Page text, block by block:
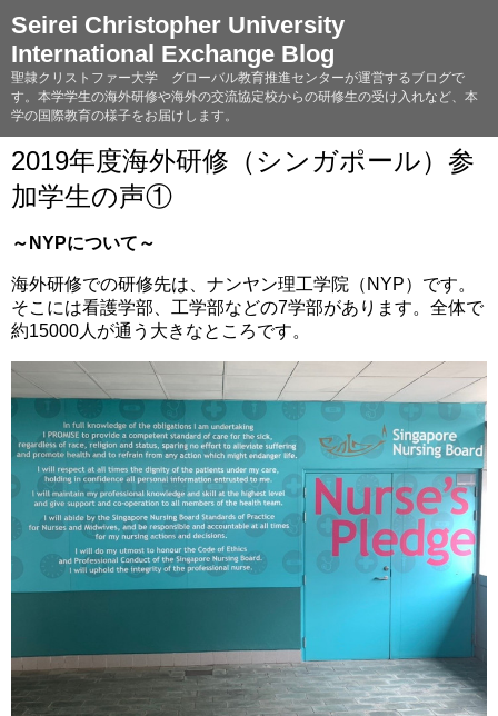
Seirei Christopher University
International Exchange Blog
聖隷クリストファー大学 グローバル教育推進センターが運営するブログで
す。本学学生の海外研修や海外の交流協定校からの研修生の受け入れなど、本
学の国際教育の様子をお届けします。
2019年度海外研修（シンガポール）参
加学生の声①
～NYPについて～
海外研修での研修先は、ナンヤン理工学院（NYP）です。
そこには看護学部、工学部などの7学部があります。全体で
約15000人が通う大きなところです。